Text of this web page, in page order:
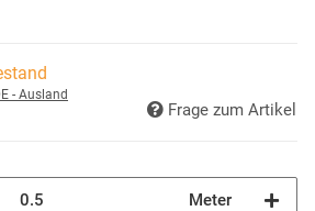
- Ausland
Frage zum Artikel
Meter